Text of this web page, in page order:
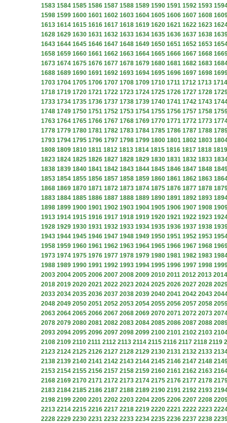
1583 1584 1585 1586 1587 1588 1589 1590 1591 1592 1593
1598 1599 1600 1601 1602 1603 1604 1605 1606 1607 1608
1613 1614 1615 1616 1617 1618 1619 1620 1621 1622 1623
1628 1629 1630 1631 1632 1633 1634 1635 1636 1637 1638
1643 1644 1645 1646 1647 1648 1649 1650 1651 1652 1653
1658 1659 1660 1661 1662 1663 1664 1665 1666 1667 1668
1673 1674 1675 1676 1677 1678 1679 1680 1681 1682 1683
1688 1689 1690 1691 1692 1693 1694 1695 1696 1697 1698
1703 1704 1705 1706 1707 1708 1709 1710 1711 1712 1713 1714
1718 1719 1720 1721 1722 1723 1724 1725 1726 1727 1728
1733 1734 1735 1736 1737 1738 1739 1740 1741 1742 1743
1748 1749 1750 1751 1752 1753 1754 1755 1756 1757 1758
1763 1764 1765 1766 1767 1768 1769 1770 1771 1772 1773
1778 1779 1780 1781 1782 1783 1784 1785 1786 1787 1788
1793 1794 1795 1796 1797 1798 1799 1800 1801 1802 1803
1808 1809 1810 1811 1812 1813 1814 1815 1816 1817 1818 1819
1823 1824 1825 1826 1827 1828 1829 1830 1831 1832 1833
1838 1839 1840 1841 1842 1843 1844 1845 1846 1847 1848
1853 1854 1855 1856 1857 1858 1859 1860 1861 1862 1863
1868 1869 1870 1871 1872 1873 1874 1875 1876 1877 1878
1883 1884 1885 1886 1887 1888 1889 1890 1891 1892 1893
1898 1899 1900 1901 1902 1903 1904 1905 1906 1907 1908
1913 1914 1915 1916 1917 1918 1919 1920 1921 1922 1923
1928 1929 1930 1931 1932 1933 1934 1935 1936 1937 1938
1943 1944 1945 1946 1947 1948 1949 1950 1951 1952 1953
1958 1959 1960 1961 1962 1963 1964 1965 1966 1967 1968
1973 1974 1975 1976 1977 1978 1979 1980 1981 1982 1983
1988 1989 1990 1991 1992 1993 1994 1995 1996 1997 1998
2003 2004 2005 2006 2007 2008 2009 2010 2011 2012 2013 2014
2018 2019 2020 2021 2022 2023 2024 2025 2026 2027 2028
2033 2034 2035 2036 2037 2038 2039 2040 2041 2042 2043
2048 2049 2050 2051 2052 2053 2054 2055 2056 2057 2058
2063 2064 2065 2066 2067 2068 2069 2070 2071 2072 2073
2078 2079 2080 2081 2082 2083 2084 2085 2086 2087 2088
2093 2094 2095 2096 2097 2098 2099 2100 2101 2102 2103
2108 2109 2110 2111 2112 2113 2114 2115 2116 2117 2118 2119
2123 2124 2125 2126 2127 2128 2129 2130 2131 2132 2133
2138 2139 2140 2141 2142 2143 2144 2145 2146 2147 2148
2153 2154 2155 2156 2157 2158 2159 2160 2161 2162 2163
2168 2169 2170 2171 2172 2173 2174 2175 2176 2177 2178
2183 2184 2185 2186 2187 2188 2189 2190 2191 2192 2193
2198 2199 2200 2201 2202 2203 2204 2205 2206 2207 2208
2213 2214 2215 2216 2217 2218 2219 2220 2221 2222 2223
2228 2229 2230 2231 2232 2233 2234 2235 2236 2237 2238